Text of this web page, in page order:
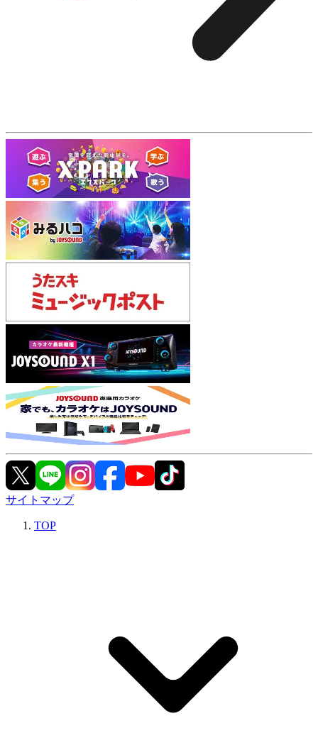
サイトマップ
TOP